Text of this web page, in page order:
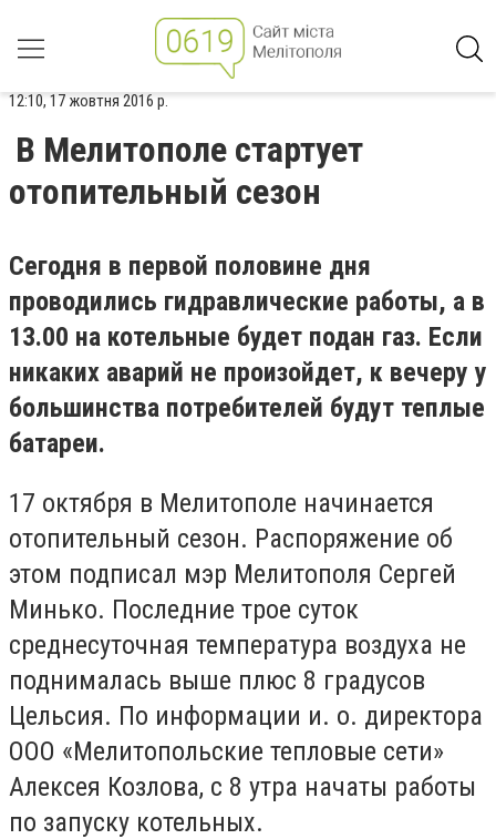
12:10, 17 жовтня 2016 р.
В Мелитополе стартует
отопительный сезон
Сегодня в первой половине дня
проводились гидравлические работы, а в
13.00 на котельные будет подан газ. Если
никаких аварий не произойдет, к вечеру у
большинства потребителей будут теплые
батареи.
17 октября в Мелитополе начинается
отопительный сезон. Распоряжение об
этом подписал мэр Мелитополя Сергей
Минько. Последние трое суток
среднесуточная температура воздуха не
поднималась выше плюс 8 градусов
Цельсия. По информации и. о. директора
ООО «Мелитопольские тепловые сети»
Алексея Козлова, с 8 утра начаты работы
по запуску котельных.